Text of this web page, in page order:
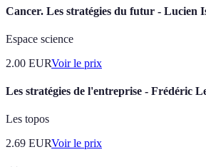
Cancer. Les stratégies du futur - Lucien
Espace science
2.00 EURVoir le prix
Les stratégies de l'entreprise - Frédéric
Les topos
2.69 EURVoir le prix